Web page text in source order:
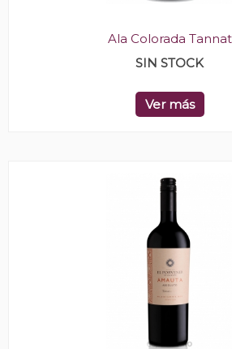
Ala Colorada Tannat
SIN STOCK
Ver más